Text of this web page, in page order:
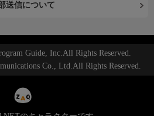
送信について
Guide, Inc.All Rights Reserved.
Co., Ltd.All Rights Reserved.